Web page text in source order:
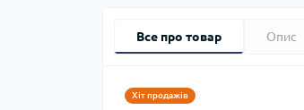
Все про товар Опис
Хіт продажів